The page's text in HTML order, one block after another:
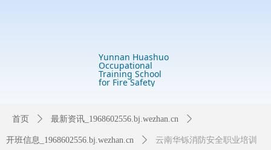
Yunnan Huashuo
Occupational
Training School
for Fire Safety
首页 ꄲ 最新资讯_1968602556.bj.wezhan.cn ꄲ
开班信息_1968602556.bj.wezhan.cn ꄲ 云南华铄消防安全职业培训